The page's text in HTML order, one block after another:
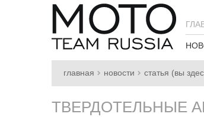
главная новости статья (вы
ТВЕРДОТЕЛЬНЫЕ